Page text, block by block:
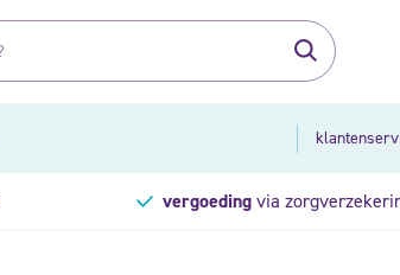
vergoedingvia